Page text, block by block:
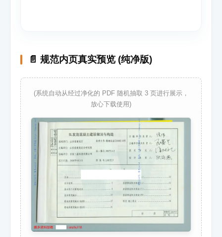
📄 规范内页真实预览 (纯净版)
(系统自动从经过净化的 PDF 随机抽取 3 页进行展示，
放心下载使用)